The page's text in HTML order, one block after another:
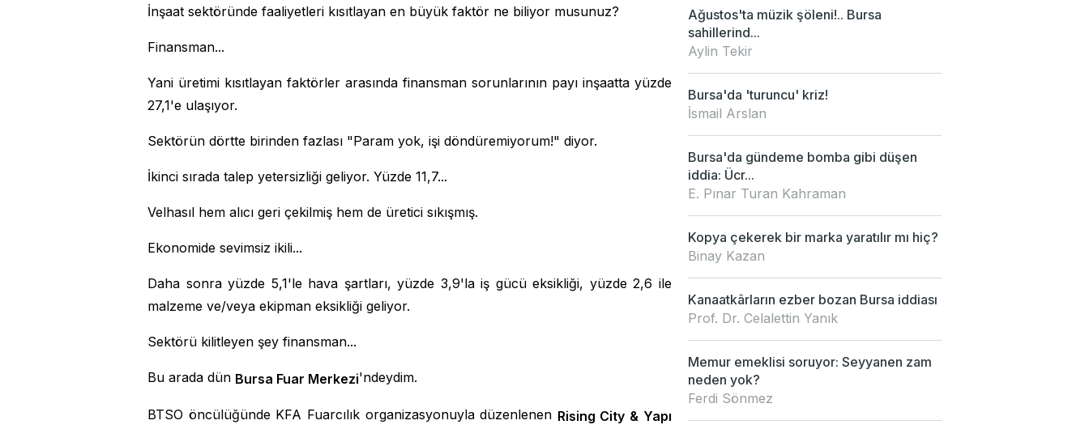
İnşaat sektöründe faaliyetleri kısıtlayan en büyük faktör ne biliyor musunuz?
Finansman...
Yani üretimi kısıtlayan faktörler arasında finansman sorunlarının payı inşaatta yüzde
27,1'e ulaşıyor.
Sektörün dörtte birinden fazlası "Param yok, işi döndüremiyorum!" diyor.
İkinci sırada talep yetersizliği geliyor. Yüzde 11,7...
Velhasıl hem alıcı geri çekilmiş hem de üretici sıkışmış.
Ekonomide sevimsiz ikili...
Daha sonra yüzde 5,1'le hava şartları, yüzde 3,9'la iş gücü eksikliği, yüzde 2,6 ile
malzeme ve/veya ekipman eksikliği geliyor.
Sektörü kilitleyen şey finansman...
Bu arada dün Bursa Fuar Merkezi'ndeydim.
BTSO öncülüğünde KFA Fuarcılık organizasyonuyla düzenlenen Rising City & Yapı
Ağustos'ta müzik şöleni!.. Bursa
sahillerind...
Aylin Tekir
Bursa'da 'turuncu' kriz!
İsmail Arslan
Bursa'da gündeme bomba gibi düşen
iddia: Ücr...
E. Pınar Turan Kahraman
Kopya çekerek bir marka yaratılır mı hiç?
Binay Kazan
Kanaatkârların ezber bozan Bursa iddiası
Prof. Dr. Celalettin Yanık
Memur emeklisi soruyor: Seyyanen zam
neden yok?
Ferdi Sönmez